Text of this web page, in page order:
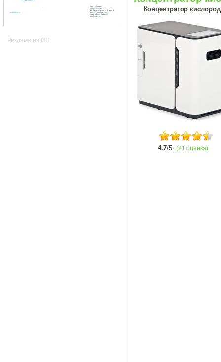
Реклама на OH:
Концентратор
4.7/5 (21 оценка)